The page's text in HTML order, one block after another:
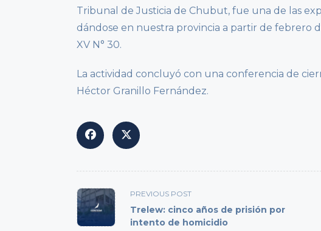
Tribunal de Justicia de Chubut, fue una de las
dándose en nuestra provincia a partir de febrero
XV N° 30.
La actividad concluyó con una conferencia de
Héctor Granillo Fernández.
<span
class="nav-
subtitle
PREVIOUS POST
Trelew: cinco años de prisión por
intento de homicidio